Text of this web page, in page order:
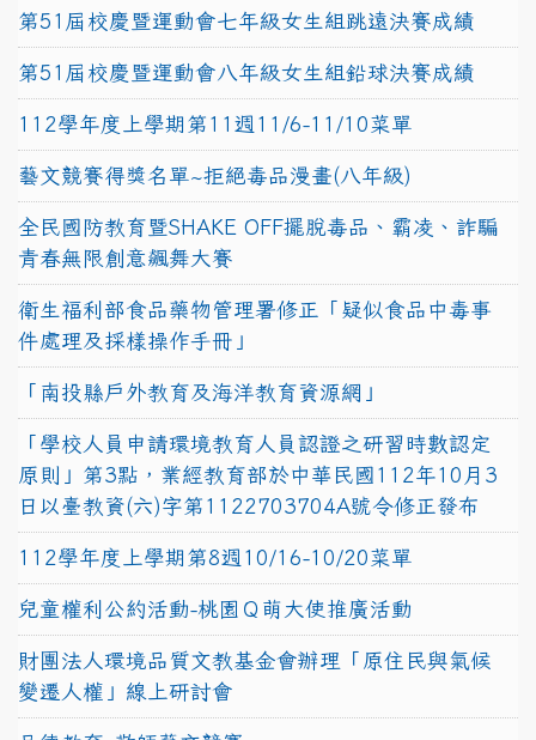
第51屆校慶暨運動會七年級女生組跳遠決賽成績
第51屆校慶暨運動會八年級女生組鉛球決賽成績
112學年度上學期第11週11/6-11/10菜單
藝文競賽得獎名單~拒絕毒品漫畫(八年級)
全民國防教育暨SHAKE OFF擺脫毒品、霸凌、詐騙
青春無限創意飆舞大賽
衛生福利部食品藥物管理署修正「疑似食品中毒事
件處理及採樣操作手冊」
「南投縣戶外教育及海洋教育資源網」
「學校人員申請環境教育人員認證之研習時數認定
原則」第3點，業經教育部於中華民國112年10月3
日以臺教資(六)字第1122703704A號令修正發布
112學年度上學期第8週10/16-10/20菜單
兒童權利公約活動-桃園Ｑ萌大使推廣活動
財團法人環境品質文教基金會辦理「原住民與氣候
變遷人權」線上研討會